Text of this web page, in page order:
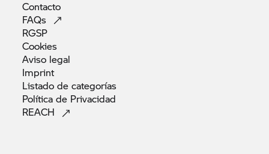
Contacto
FAQs
RGSP
Cookies
Aviso legal
Imprint
Listado decategorías
Política de Privacidad
REACH